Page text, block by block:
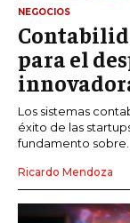
NEGOCIOS
para el
Los sistemas
éxito de las
fundamento sobre...
Ricardo Mendoza